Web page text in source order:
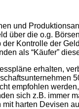
und
über die o.g.
Kontrolle der
als “Käufer”
erhalten,
empfohlen
sich z.B. immer
harten Devisen